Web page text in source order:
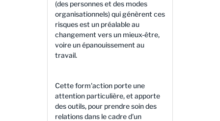
(des personnes et des modes
organisationnels) qui génèrent ces
risques est un préalable au
changement vers un mieux-être,
voire un épanouissement au
travail.
Cette form'action porte une
attention particulière, et apporte
des outils, pour prendre soin des
relations dans le cadre d'un